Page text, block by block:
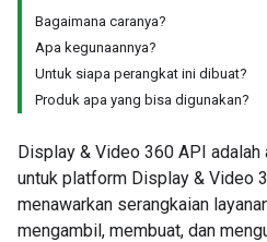
Bagaimana caranya?
Apa kegunaannya?
Untuk siapa perangkat ini dibuat?
Produk apa yang bisa digunakan?
Display & Video 360 API adalah
untuk platform Display & Video
menawarkan serangkaian
mengambil, membuat, dan